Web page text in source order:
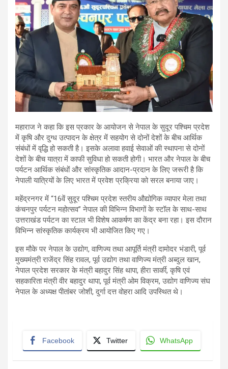
महाराज ने कहा कि इस प्रकार के आयोजन से नेपाल के सुदूर पश्चिम प्रदेश
में कृषि और दुग्ध उत्पादन के क्षेत्र में सहयोग से दोनों देशों के बीच आर्थिक
संबंधों में वृद्धि हो सकती है। इसके अलावा हवाई सेवाओं की स्थापना से दोनों
देशों के बीच यात्रा में काफी सुविधा हो सकती होगी। भारत और नेपाल के बीच
पर्यटन आर्थिक संबंधों और सांस्कृतिक आदान-प्रदान के लिए जरूरी है कि
नेपाली यात्रियों के लिए भारत में प्रवेश प्रक्रिया को सरल बनाया जाए।
महेंद्रनगर में “16वें सुदूर पश्चिम प्रदेश स्तरीय औद्योगिक व्यापार मेला तथा
कंचनपुर पर्यटन महोत्सव” नेपाल की विभिन्न विभागों के स्टॉल के साथ-साथ
उत्तराखंड पर्यटन का स्टाल भी विशेष आकर्षण का केंद्र बना रहा। इस दौरान
विभिन्न सांस्कृतिक कार्यक्रम भी आयोजित किए गए।
इस मौके पर नेपाल के उद्योग, वाणिज्य तथा आपूर्ति मंत्री दामोदर भंडारी, पूर्व
मुख्यमंत्री राजेंद्र सिंह रावल, पूर्व उद्योग तथा वाणिज्य मंत्री अब्दुल खान,
नेपाल प्रदेश सरकार के मंत्री बहादुर सिंह थापा, हीरा सार्की, कृषि एवं
सहकारिता मंत्री वीर बहादुर थापा, पूर्व मंत्री ओम विक्रम, उद्योग वाणिज्य संघ
नेपाल के अध्यक्ष पीतांबर जोशी, दुर्गा दत्त वोहरा आदि उपस्थित थे।
Facebook Twitter WhatsApp